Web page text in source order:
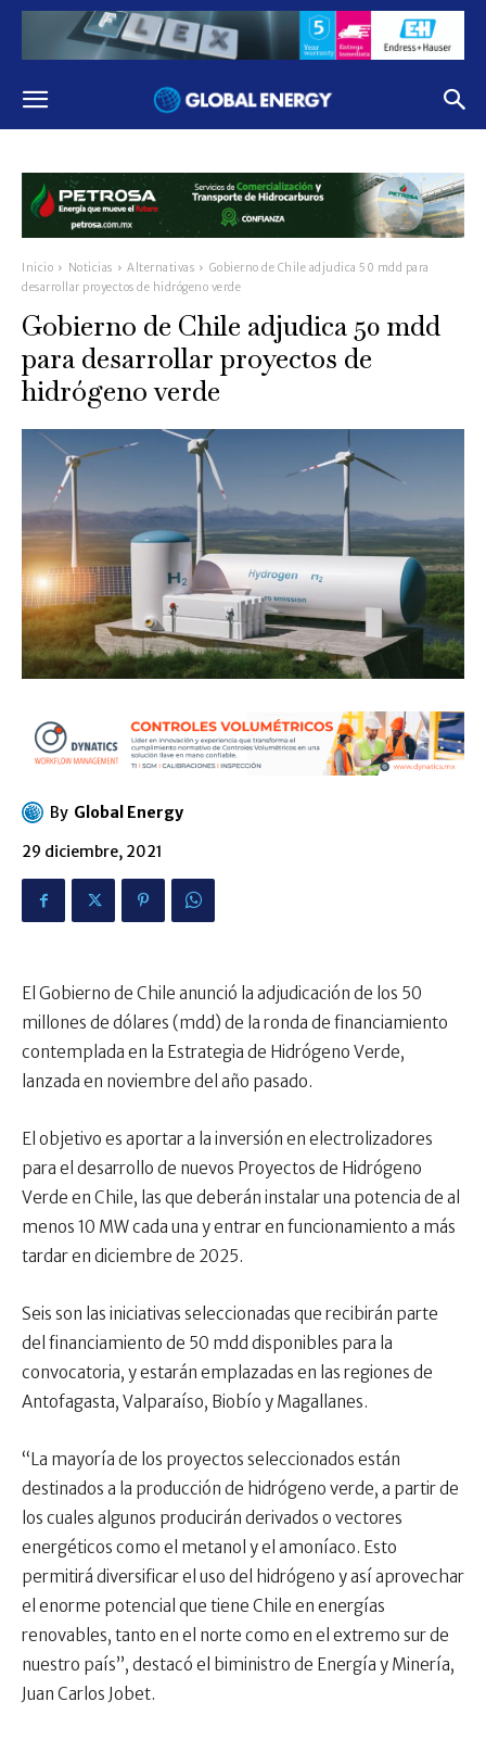
Inicio Noticias Alternativas
Gobierno de Chile adjudica 50 mdd para
desarrollar proyectos de hidrógeno verde
Gobierno de Chile adjudica 50 mdd
para desarrollar proyectos de
hidrógeno verde
By Global Energy
29 diciembre, 2021
El Gobierno de Chile anunció la adjudicación de los 50
millones de dólares (mdd) de la ronda de financiamiento
contemplada en la Estrategia de Hidrógeno Verde,
lanzada en noviembre del año pasado.
El objetivo es aportar a la inversión en electrolizadores
para el desarrollo de nuevos Proyectos de Hidrógeno
Verde en Chile, las que deberán instalar una potencia de al
menos 10 MW cada una y entrar en funcionamiento a más
tardar en diciembre de 2025.
Seis son las iniciativas seleccionadas que recibirán parte
del financiamiento de 50 mdd disponibles para la
convocatoria, y estarán emplazadas en las regiones de
Antofagasta, Valparaíso, Biobío y Magallanes.
“La mayoría de los proyectos seleccionados están
destinados a la producción de hidrógeno verde, a partir de
los cuales algunos producirán derivados o vectores
energéticos como el metanol y el amoníaco. Esto
permitirá diversificar el uso del hidrógeno y así aprovechar
el enorme potencial que tiene Chile en energías
renovables, tanto en el norte como en el extremo sur de
nuestro país”, destacó el biministro de Energía y Minería,
Juan Carlos Jobet.